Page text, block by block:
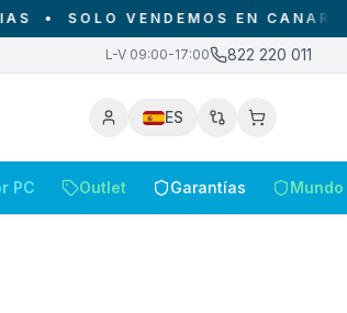
SOLO VENDEMOS EN CANARIAS -
L-V 09:00-17:00 822 220 011
ES
PC Outlet Garantías